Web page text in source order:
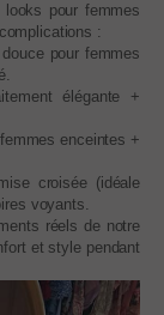
pour femmes
:
pour femmes
élégante +
enceintes +
croisée (idéale
voyants.
réels de notre
et style pendant